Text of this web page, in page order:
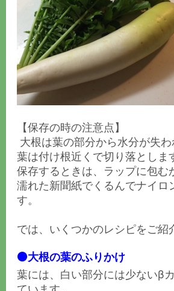
【保存の時の注意点】
大根は葉の部分から水分が失わ
葉は付け根近くで切り落としま
保存するときは、ラップに包む
濡れた新聞紙でくるんでナイロ
す。
では、いくつかのレシピをご紹
⚫️大根の葉のふりかけ
葉には、白い部分には少ないβ